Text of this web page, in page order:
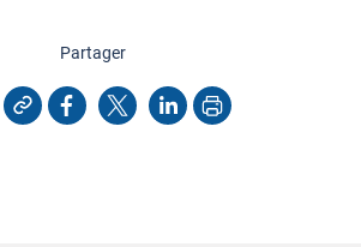
Partagercette page
Copier l'adresse
Facebook
X LinkedInImprimer